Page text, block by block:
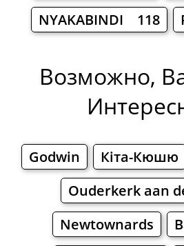
NYAKABINDI 118
Возможно,
Godwin Кіта-Кюшю
Ouderkerk aan
Newtownards